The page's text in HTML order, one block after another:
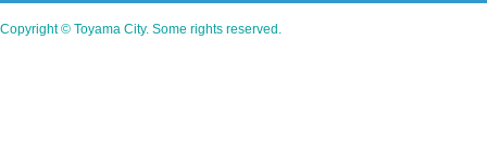
Copyright © Toyama City. Some rights reserved.